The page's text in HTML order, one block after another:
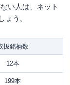
い人は、ネット
ょう。
扱銘柄数
12本
199本